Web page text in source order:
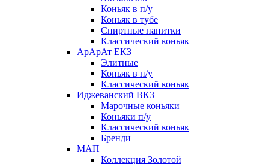
Коньяк в п/у
Коньяк в тубе
Спиртные напитки
Классический коньяк
АрАрАт ЕКЗ
Элитные
Коньяк в п/у
Классический коньяк
Иджеванский ВКЗ
Марочные коньяки
Коньяки п/у
Классический коньяк
Бренди
МАП
Коллекция Золотой